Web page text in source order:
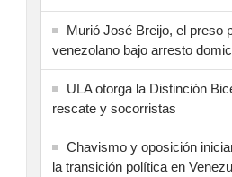
Murió José Breijo, el preso
venezolano bajo arresto
ULA otorga la Distinción
rescate y socorristas
Chavismo y oposición
la transición política en